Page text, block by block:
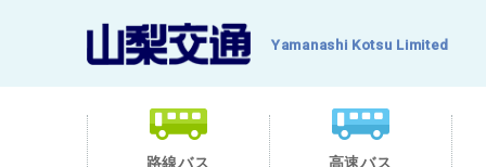
Yamanashi Kotsu Limited
路線バス 高速バス